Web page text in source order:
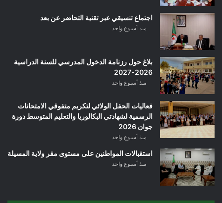
اجتماع تنسيقي عبر تقنية التحاضر عن بعد
منذ أسبوع واحد
بلاغ حول رزنامة الدخول المدرسي للسنة الدراسية
2026-2027
منذ أسبوع واحد
فعاليات الحفل الولائي لتكريم متفوقي الامتحانات
الرسمية لشهادتي البكالوريا والتعليم المتوسط دورة
جوان 2026
منذ أسبوع واحد
استقبالات المواطنين على مستوى مقر ولاية المسيلة
منذ أسبوع واحد